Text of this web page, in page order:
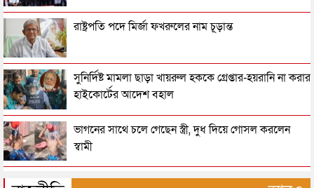
সিলেটের জোড়া ব্রিজের পাশ থেকে আটক ফরহাদ- বাদশা
সিলেটে আরও দুইজনের মৃত্যু, হাসপাতালে ৩ শতাধিক
সিলেটের মাস্টারপ্ল্যান বাস্তবায়নে ঢাকায় উচ্চপর্যায়ে যা হল
সিলেটে বিচার নিয়ে হতাশ ৬ শহীদ পরিবার
রাষ্ট্রপতি পদে মির্জা ফখরুলের নাম চূড়ান্ত
সুনির্দিষ্ট মামলা ছাড়া খায়রুল হককে গ্রেপ্তার-হয়রানি না করার
হাইকোর্টের আদেশ বহাল
ভাগনের সাথে চলে গেছেন স্ত্রী, দুধ দিয়ে গোসল করলেন
স্বামী
সিলেটে পুলিশের অ্যাকশন, ৪৮ জন গ্রেপ্তার